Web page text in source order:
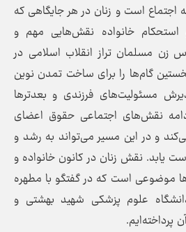
اجتماع است و زنان در هر جایگاهی که
استحکام خانواده نقش‌هایی مهم و
زن مسلمان تراز انقلاب اسلامی در
گام‌ها را برای ساخت تمدن نوین
مسئولیت‌های فرزندی و بعدتر‌ها
نقش‌های اجتماعی حقوق اعضای
و در این مسیر می‌تواند به رشد و
یابد. نقش زنان در کانون خانواده و
موضوعی است که در گفتگو با مطهره
علوم پزشکی شهید بهشتی و
پرداخته‌ایم.